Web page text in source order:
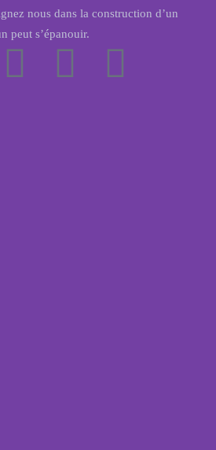
nous dans la construction d’un
peut s’épanouir.